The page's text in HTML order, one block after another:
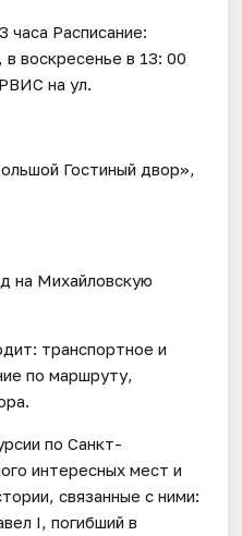
Расписание:
воскресенье в 13: 00
на ул.
Гостиный двор»,
на Михайловскую
транспортное и
по маршруту,
по Санкт-
интересных мест и
связанные с ними:
I, погибший в